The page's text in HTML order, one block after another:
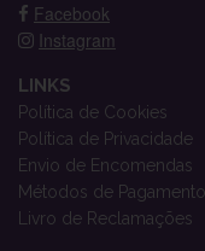
Facebook
Instagram
LINKS
Política de Cookies
Política de Privacidade
Envio de Encomendas
Métodos de Pagamento
Livro de Reclamações